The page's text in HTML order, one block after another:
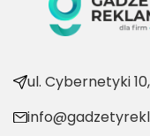
ul. Cybernetyki